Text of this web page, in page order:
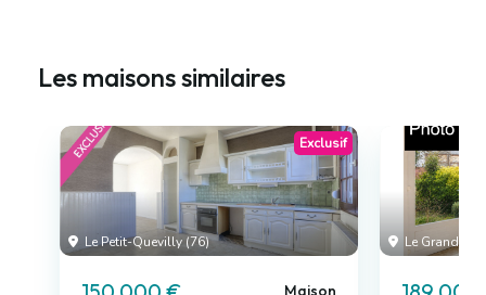
Les maisons similaires
Le Petit-Quevilly (76)
Exclusif
Maison
Le Grand-